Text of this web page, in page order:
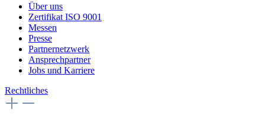
Über uns
Zertifikat ISO 9001
Messen
Presse
Partnernetzwerk
Ansprechpartner
Jobs und Karriere
Rechtliches